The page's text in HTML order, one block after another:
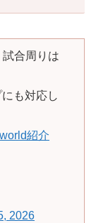
合周りは
も対応し
紹介
2026